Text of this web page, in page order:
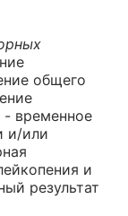
общего
- временное
и/или
и
результат